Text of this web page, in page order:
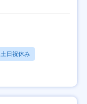
土日祝休み